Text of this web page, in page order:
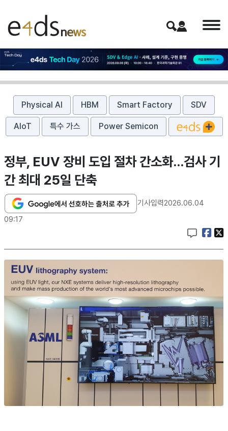
Physical AI HBM Smart Factory SDV
AIoT 특수 가스 Power Semicon
정부, EUV 장비 도입 절차 간소화…검사 기
간 최대 25일 단축
기사입력2026.06.04
09:17